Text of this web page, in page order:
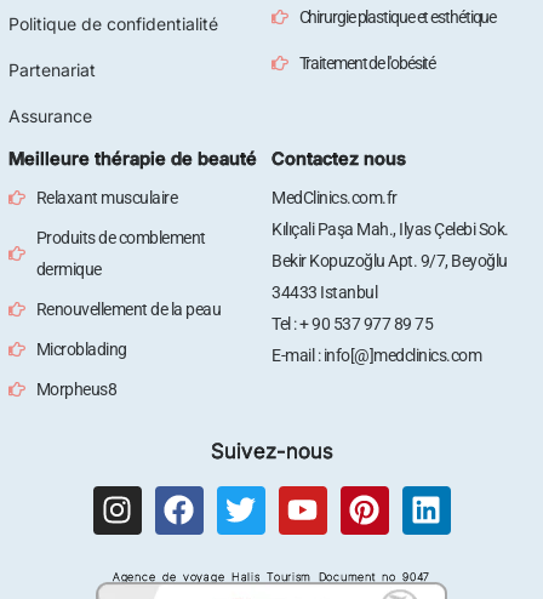
Politique de confidentialité
Partenariat
Assurance
Chirurgie plastique et esthétique
Traitement de l'obésité
Meilleure thérapie de beauté
Relaxant musculaire
Produits de comblement
dermique
Renouvellement de la peau
Microblading
Morpheus8
Contactez nous
MedClinics.com.fr
Kılıçali Paşa Mah., Ilyas Çelebi Sok.
Bekir Kopuzoğlu Apt. 9/7, Beyoğlu
34433 Istanbul
Tel : + 90 537 977 89 75
E-mail : info[@]medclinics.com
Suivez-nous
I
n
t
F
a
e
T
w
t
Y
o
t
P
i
t
L
i
k
Agence de voyage Halis Tourism Document no 9047